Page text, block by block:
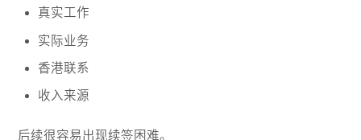
真实工作
实际业务
香港联系
收入来源
后续很容易出现续签困难。